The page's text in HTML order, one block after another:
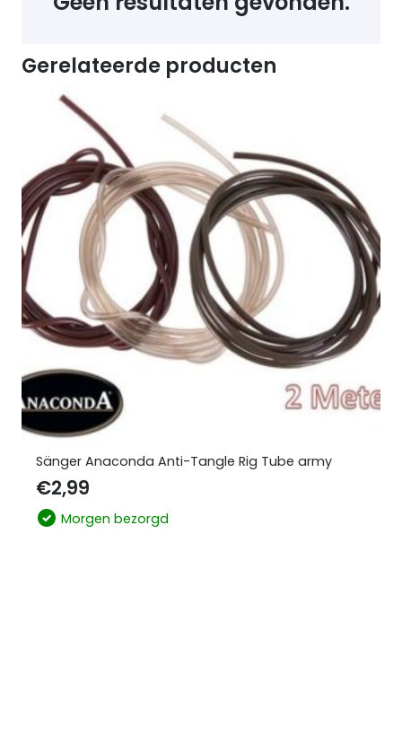
Gerelateerde producten
Sänger Anaconda Anti-Tangle Rig Tube army
€2,99
Morgen bezorgd